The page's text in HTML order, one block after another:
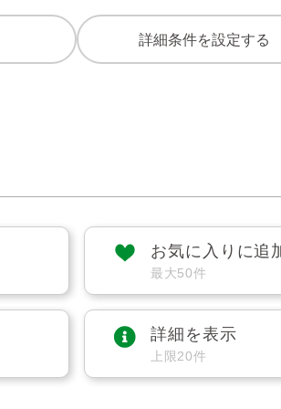
詳細条件を設定する
お気に入りに追
最大50件
詳細を表示
上限20件